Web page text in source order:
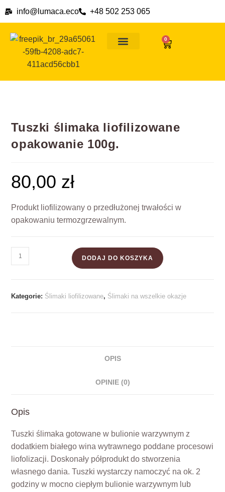
info@lumaca.eco +48 502 253 065
0
Tuszki ślimaka liofilizowane
opakowanie 100g.
80,00 zł
Produkt liofilizowany o przedłużonej trwałości w
opakowaniu termozgrzewalnym.
DODAJ DO KOSZYKA
Kategorie: Ślimaki liofilizowane, Ślimaki na wszelkie okazje
OPIS
OPINIE (0)
Opis
Tuszki ślimaka gotowane w bulionie warzywnym z
dodatkiem białego wina wytrawnego poddane procesowi
liofolizacji. Doskonały półprodukt do stworzenia
własnego dania. Tuszki wystarczy namoczyć na ok. 2
godziny w mocno ciepłym bulionie warzywnym lub